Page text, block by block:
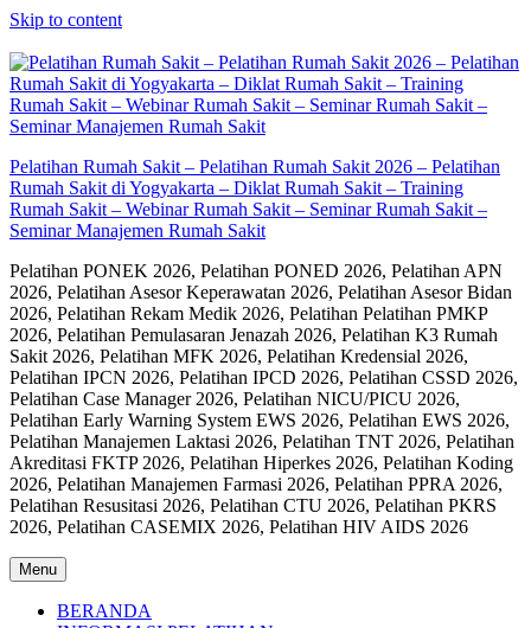
Skip to content
Pelatihan Rumah Sakit – Pelatihan Rumah Sakit 2026 – Pelatihan
Rumah Sakit di Yogyakarta – Diklat Rumah Sakit – Training
Rumah Sakit – Webinar Rumah Sakit – Seminar Rumah Sakit –
Seminar Manajemen Rumah Sakit
Pelatihan PONEK 2026, Pelatihan PONED 2026, Pelatihan APN
2026, Pelatihan Asesor Keperawatan 2026, Pelatihan Asesor Bidan
2026, Pelatihan Rekam Medik 2026, Pelatihan Pelatihan PMKP
2026, Pelatihan Pemulasaran Jenazah 2026, Pelatihan K3 Rumah
Sakit 2026, Pelatihan MFK 2026, Pelatihan Kredensial 2026,
Pelatihan IPCN 2026, Pelatihan IPCD 2026, Pelatihan CSSD 2026,
Pelatihan Case Manager 2026, Pelatihan NICU/PICU 2026,
Pelatihan Early Warning System EWS 2026, Pelatihan EWS 2026,
Pelatihan Manajemen Laktasi 2026, Pelatihan TNT 2026, Pelatihan
Akreditasi FKTP 2026, Pelatihan Hiperkes 2026, Pelatihan Koding
2026, Pelatihan Manajemen Farmasi 2026, Pelatihan PPRA 2026,
Pelatihan Resusitasi 2026, Pelatihan CTU 2026, Pelatihan PKRS
2026, Pelatihan CASEMIX 2026, Pelatihan HIV AIDS 2026
Menu
BERANDA